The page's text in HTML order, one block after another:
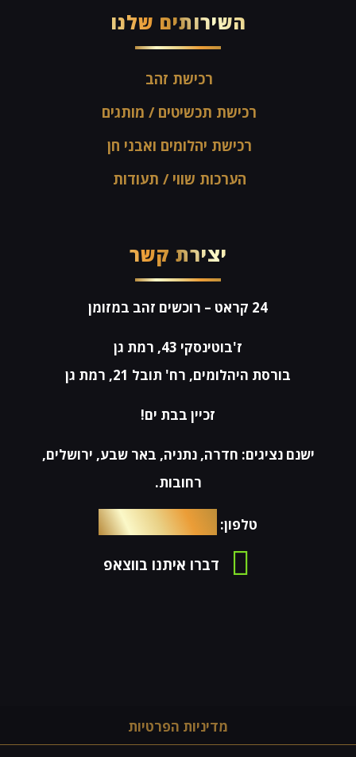
השירותים שלנו
רכישת זהב
רכישת תכשיטים / מותגים
רכישת יהלומים ואבני חן
הערכות שווי / תעודות
יצירת קשר
24 קראט – רוכשים זהב במזומן
ז'בוטינסקי 43, רמת גן
בורסת היהלומים, רח' תובל 21, רמת גן
זכיין בבת ים!
ישנם נציגים: חדרה, נתניה, באר שבע, ירושלים,
רחובות.
טלפון: 054-4653576
דברו איתנו בווצאפ
מדיניות הפרטיות